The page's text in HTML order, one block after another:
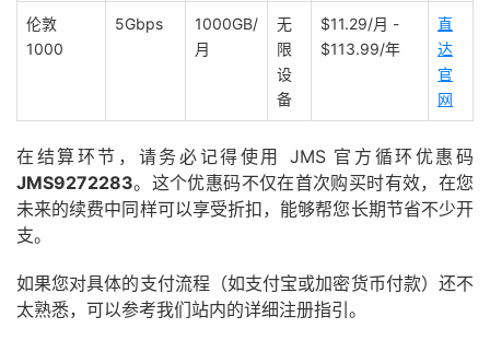
伦敦
1000
5Gbps
1000GB/
月
无
限
设
备
$11.29/月 -
$113.99/年
直
达
官
网
在结算环节，请务必记得使用 JMS 官方循环优惠码
JMS9272283。这个优惠码不仅在首次购买时有效，在您
未来的续费中同样可以享受折扣，能够帮您长期节省不少开
支。
如果您对具体的支付流程（如支付宝或加密货币付款）还不
太熟悉，可以参考我们站内的详细注册指引。